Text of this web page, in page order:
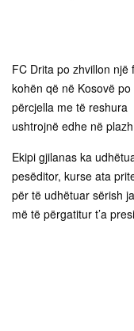
FC Drita po zhvillon
kohën që në Kosovë
përcjella me të reshura
ushtrojnë edhe në
Ekipi gjilanas ka
pesëditor, kurse ata
për të udhëtuar sërish
më të përgatitur t’a